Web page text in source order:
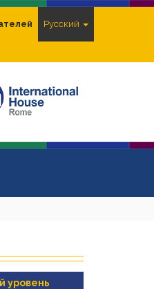
Pусский
уровень